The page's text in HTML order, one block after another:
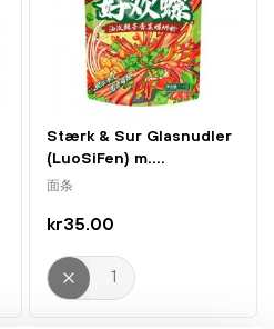
Stærk & Sur Glasnudler
(LuoSiFen) m....
面条
kr35.00